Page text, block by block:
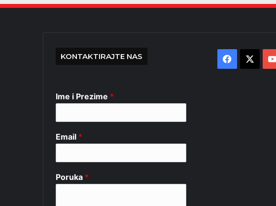
KONTAKTIRAJTE NAS
Ime i Prezime *
Email *
Poruka *
Facebook